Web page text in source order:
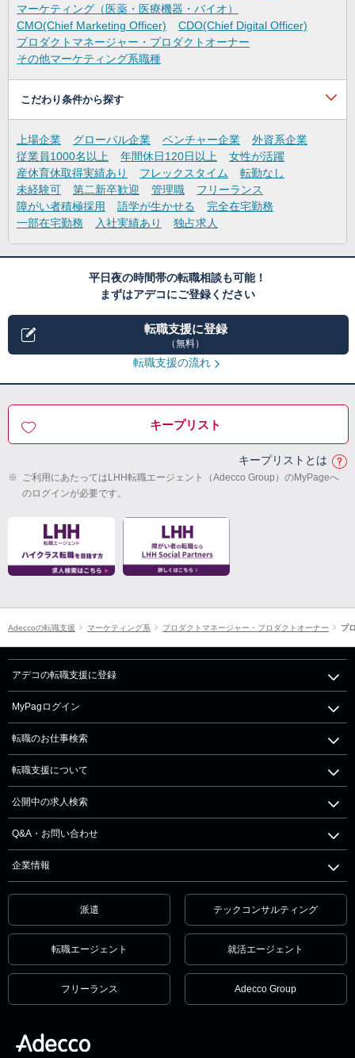
マーケティング（医薬・医療機器・バイオ）
CMO(Chief Marketing Officer)
CDO(Chief Digital Officer)
プロダクトマネージャー・プロダクトオーナー
その他マーケティング系職種
こだわり条件から探す
上場企業 グローバル企業 ベンチャー企業
外資系企業
従業員1000名以上
年間休日120日以上
女性が活躍
産休育休取得実績あり
フレックスタイム
転勤なし
未経験可
第二新卒歓迎 管理職
フリーランス
障がい者積極採用
語学が生かせる
完全在宅勤務
一部在宅勤務
入社実績あり 独占求人
平日夜の時間帯の転職相談も可能！
まずはアデコにご登録ください
転職支援に登録
（無料）
転職支援の流れ
キープリスト
キープリストとは
※ ご利用にあたってはLHH転職エージェント（Adecco Group）のMyPageへ
のログインが必要です。
Adeccoの転職支援 マーケティング系 プロダクトマネージャー・プロダクトオーナー プ
アデコの転職支援に登録
MyPagログイン
転職のお仕事検索
転職支援について
公開中の求人検索
Q&A・お問い合わせ
企業情報
派遣 テックコンサルティング
転職エージェント 就活エージェント
フリーランス Adecco Group